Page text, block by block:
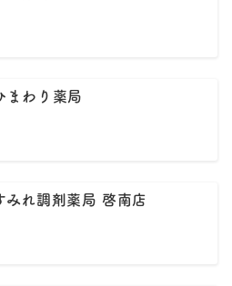
まわり薬局
みれ調剤薬局 啓南店